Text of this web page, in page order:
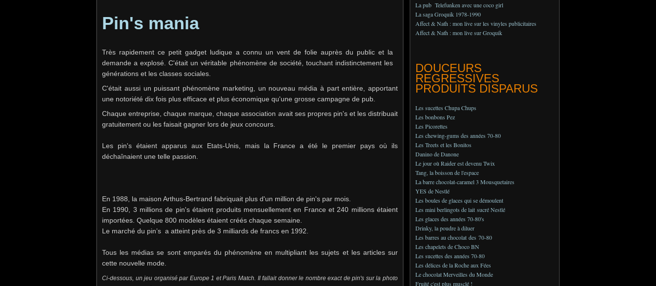
Pin's mania
Très rapidement ce petit gadget ludique a connu un vent de folie auprès du public et la
demande a explosé. C'était un véritable phénomène de société, touchant indistinctement les
générations et les classes sociales.
C'était aussi un puissant phénomène marketing, un nouveau média à part entière, apportant
une notoriété dix fois plus efficace et plus économique qu'une grosse campagne de pub.
Chaque entreprise, chaque marque, chaque association avait ses propres pin's et les distribuait
gratuitement ou les faisait gagner lors de jeux concours.
Les pin's étaient apparus aux Etats-Unis, mais la France a été le premier pays où ils
déchaînaient une telle passion.
En 1988, la maison Arthus-Bertrand fabriquait plus d'un million de pin's par mois.
En 1990, 3 millions de pin's étaient produits mensuellement en France et 240 millions étaient
importées. Quelque 800 modèles étaient créés chaque semaine.
Le marché du pin’s a atteint près de 3 milliards de francs en 1992.
Tous les médias se sont emparés du phénomène en multipliant les sujets et les articles sur
cette nouvelle mode.
Ci-dessous, un jeu organisé par Europe 1 et Paris Match. Il fallait donner le nombre exact de pin's sur la photo
La pub Telefunken avec une coco girl
La saga Groquik 1978-1990
Affect & Nath : mon live sur les vinyles publicitaires
Affect & Nath : mon live sur Groquik
DOUCEURS
REGRESSIVES
PRODUITS DISPARUS
Les sucettes Chupa Chups
Les bonbons Pez
Les Picorettes
Les chewing-gums des années 70-80
Les Treets et les Bonitos
Danino de Danone
Le jour où Raider est devenu Twix
Tang, la boisson de l'espace
La barre chocolat-caramel 3 Mousquetaires
YES de Nestlé
Les boules de glaces qui se démoulent
Les mini berlingots de lait sucré Nestlé
Les glaces des années 70-80's
Drinky, la poudre à diluer
Les barres au chocolat des 70-80
Les chapelets de Choco BN
Les sucettes des années 70-80
Les délices de la Roche aux Fées
Le chocolat Merveilles du Monde
Fruité c'est plus musclé !